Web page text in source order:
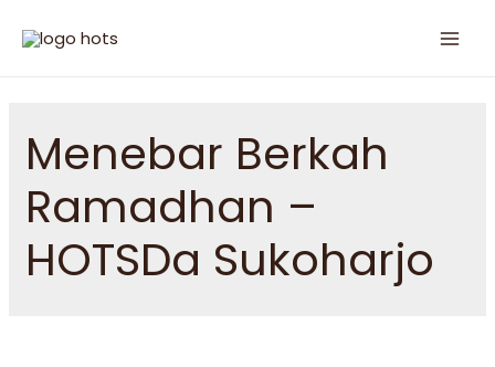
Menebar Berkah
Ramadhan –
HOTSDa Sukoharjo